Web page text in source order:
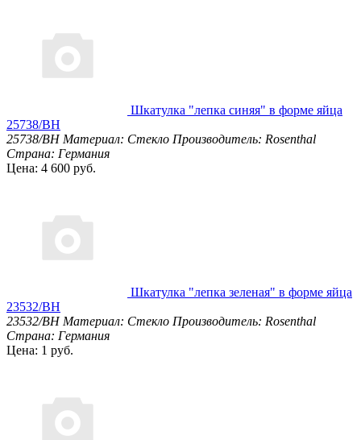
Шкатулка "лепка синяя" в форме яйца
25738/BH
25738/BH Материал: Стекло Производитель: Rosenthal
Страна: Германия
Цена: 4 600 руб.
Шкатулка "лепка зеленая" в форме яйца
23532/BH
23532/BH Материал: Стекло Производитель: Rosenthal
Страна: Германия
Цена: 1 руб.